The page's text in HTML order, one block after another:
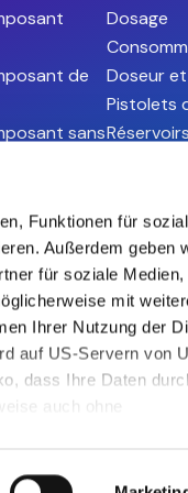
Funktionen für
Außerdem geben
für soziale Medien,
mit
Ihrer Nutzung der
auf US-Servern von
dass Ihre Daten
auch ohne
vorgehend
de
sans
Dosage
Doseur
Pistolets